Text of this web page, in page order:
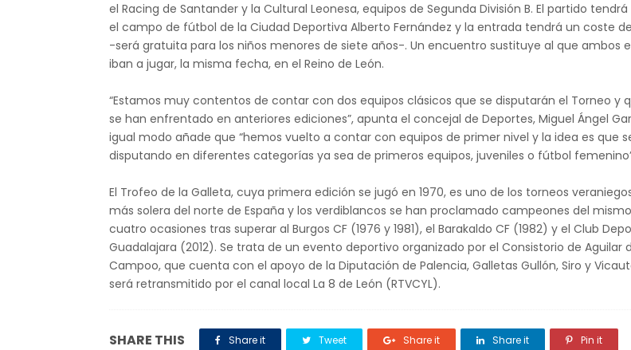
el Racing de Santander y la Cultural Leonesa, equipos de Segunda División B. El partido
el campo de fútbol de la Ciudad Deportiva Alberto Fernández y la entrada tendrá un coste
-será gratuita para los niños menores de siete años-. Un encuentro sustituye al que ambos
iban a jugar, la misma fecha, en el Reino de León.
“Estamos muy contentos de contar con dos equipos clásicos que se disputarán el Torneo y
se han enfrentado en anteriores ediciones”, apunta el concejal de Deportes, Miguel Ángel
igual modo añade que “hemos vuelto a contar con equipos de primer nivel y la idea es que
disputando en diferentes categorías ya sea de primeros equipos, juveniles o fútbol
El Trofeo de la Galleta, cuya primera edición se jugó en 1970, es uno de los torneos
más solera del norte de España y los verdiblancos se han proclamado campeones del
cuatro ocasiones tras superar al Burgos CF (1976 y 1981), el Barakaldo CF (1982) y el Club
Guadalajara (2012). Se trata de un evento deportivo organizado por el Consistorio de Aguilar
Campoo, que cuenta con el apoyo de la Diputación de Palencia, Galletas Gullón, Siro y
será retransmitido por el canal local La 8 de León (RTVCYL).
SHARE THIS Share it Tweet Share it Share it Pin it